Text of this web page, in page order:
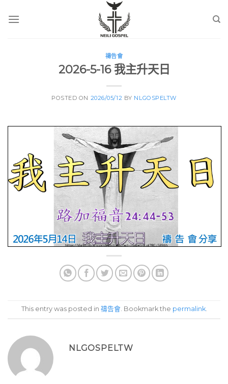
禱告會
2026-5-16 我主升天日
POSTED ON 2026/05/12 BY NLGOSPELTW
This entry was posted in 禱告會. Bookmark the permalink.
NLGOSPELTW